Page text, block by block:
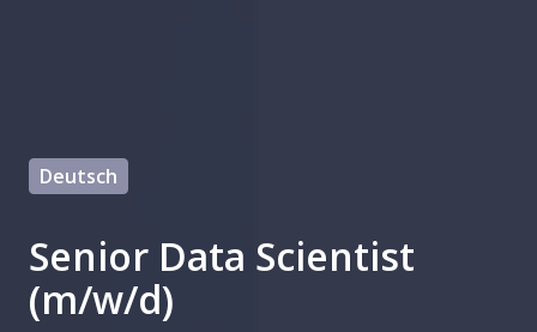
Deutsch
Senior Data Scientist
(m/w/d)